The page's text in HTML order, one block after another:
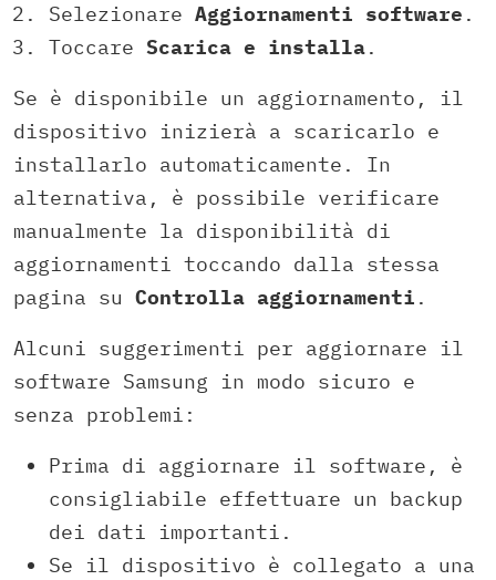
Selezionare Aggiornamenti software .
Toccare Scarica e installa.
Se è disponibile un aggiornamento, il
dispositivo inizierà a scaricarlo e
installarlo automaticamente. In
alternativa, è possibile verificare
manualmente la disponibilità di
aggiornamenti toccando dalla stessa
pagina su Controlla aggiornamenti .
Alcuni suggerimenti per aggiornare il
software Samsung in modo sicuro e
senza problemi:
Prima di aggiornare il software, è
consigliabile effettuare un backup
dei dati importanti.
Se il dispositivo è collegato a una